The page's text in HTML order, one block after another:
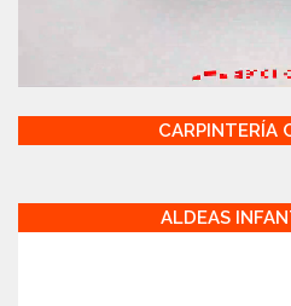
CARPINTERÍA
ALDEAS